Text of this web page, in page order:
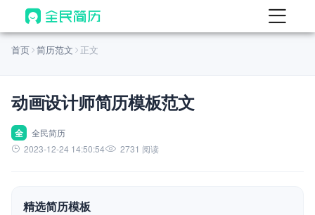
首页
AI 生成简历
AI 优化简历
AI 翻译简历
AI 模拟面试
首页 简历范文 正文
动画设计师简历模板范文
全
全民简历
2023-12-24 14:50:54
2731 阅读
精选简历模板